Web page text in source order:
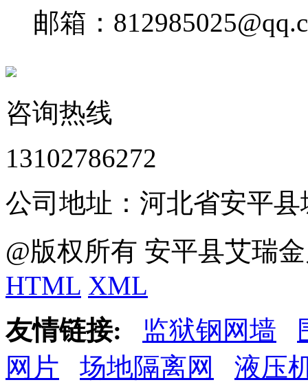
邮箱：
咨询热线
13102786272
公司地址：河北省安平
@版权所有 安平县艾瑞
HTML XML
友情链接:
监狱钢网墙
网片
场地隔离网
液压